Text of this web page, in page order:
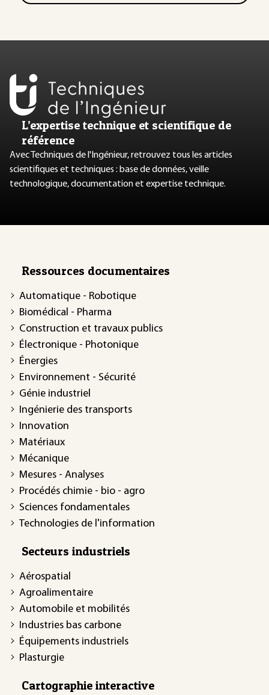
L’expertise technique et scientifique de
référence
Avec Techniques de l'Ingénieur, retrouvez tous les articles
scientifiques et techniques : base de données, veille
technologique, documentation et expertise technique.
Ressources documentaires
Automatique - Robotique
Biomédical - Pharma
Construction et travaux publics
Électronique - Photonique
Énergies
Environnement - Sécurité
Génie industriel
Ingénierie des transports
Innovation
Matériaux
Mécanique
Mesures - Analyses
Procédés chimie - bio - agro
Sciences fondamentales
Technologies de l'information
Secteurs industriels
Aérospatial
Agroalimentaire
Automobile et mobilités
Industries bas carbone
Équipements industriels
Plasturgie
Cartographie interactive